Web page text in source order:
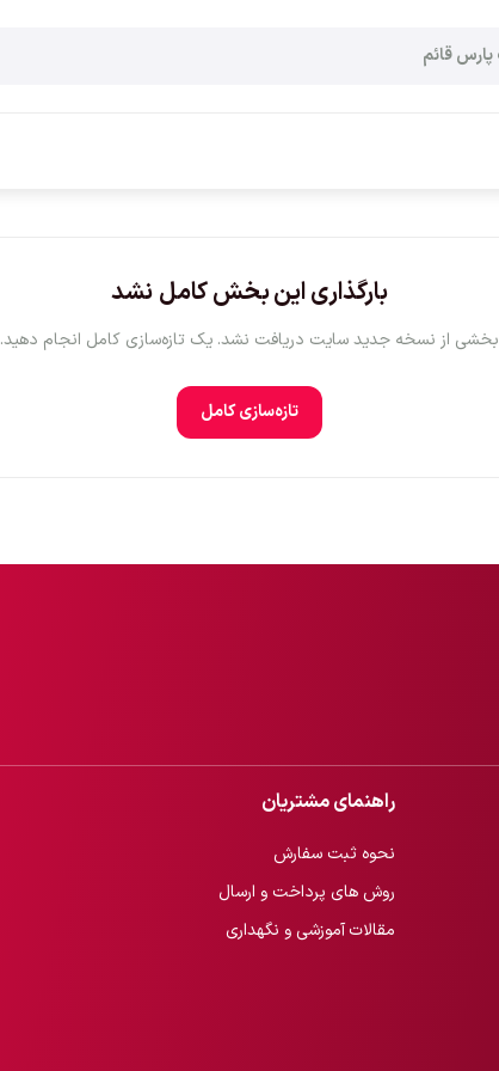
بارگذاری این بخش کامل نشد
بخشی از نسخه جدید سایت دریافت نشد. یک تازه‌سازی کامل انجام دهید.
تازه‌سازی کامل
راهنمای مشتریان
نحوه ثبت سفارش
روش های پرداخت و ارسال
مقالات آموزشی و نگهداری